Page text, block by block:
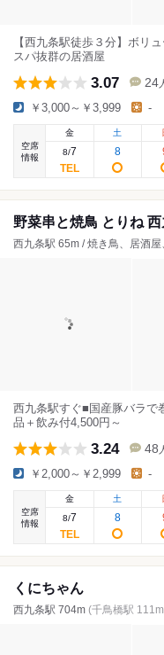
【西九条駅徒歩３分】ボリ
スパ抜群の居酒屋
3.07 24
￥3,000～￥3,999 -
空席
情報
金
8/7
土
8
野菜串と焼鳥 とりね
西九条駅 65m / 焼き鳥、居酒屋
西九条駅すぐ■国産豚バラで
品＋飲み付4,500円～
3.24 48
￥2,000～￥2,999 -
空席
情報
金
8/7
土
8
くにちゃん
西九条駅 704m (千鳥橋駅